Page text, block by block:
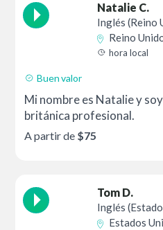
Natalie C.
Inglés (Reino
Reino
hora local
Buen valor
Mi nombre es Natalie y
británica profesional.
A partir de $75
Tom D.
Inglés
Estados